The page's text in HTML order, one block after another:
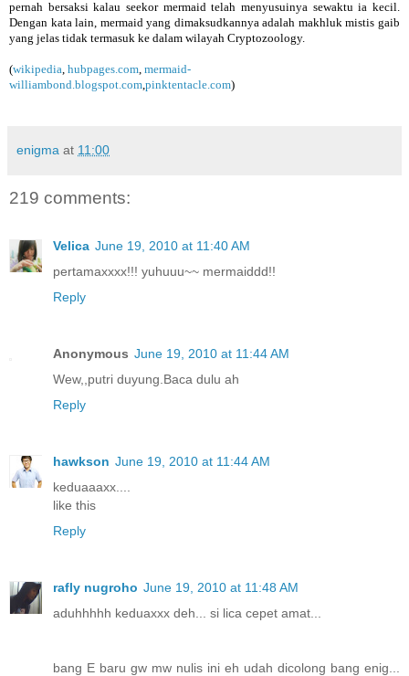
pernah bersaksi kalau seekor mermaid telah menyusuinya sewaktu ia kecil.
Dengan kata lain, mermaid yang dimaksudkannya adalah makhluk mistis gaib
yang jelas tidak termasuk ke dalam wilayah Cryptozoology.
(wikipedia, hubpages.com, mermaid-
williambond.blogspot.com,pinktentacle.com)
enigma at 11:00
219 comments:
Velica June 19, 2010 at 11:40 AM
pertamaxxxx!!! yuhuuu~~ mermaiddd!!
Reply
Anonymous June 19, 2010 at 11:44 AM
Wew,,putri duyung.Baca dulu ah
Reply
hawkson June 19, 2010 at 11:44 AM
keduaaaxx....
like this
Reply
rafly nugroho June 19, 2010 at 11:48 AM
aduhhhhh keduaxxx deh... si lica cepet amat...
bang E baru gw mw nulis ini eh udah dicolong bang enig...